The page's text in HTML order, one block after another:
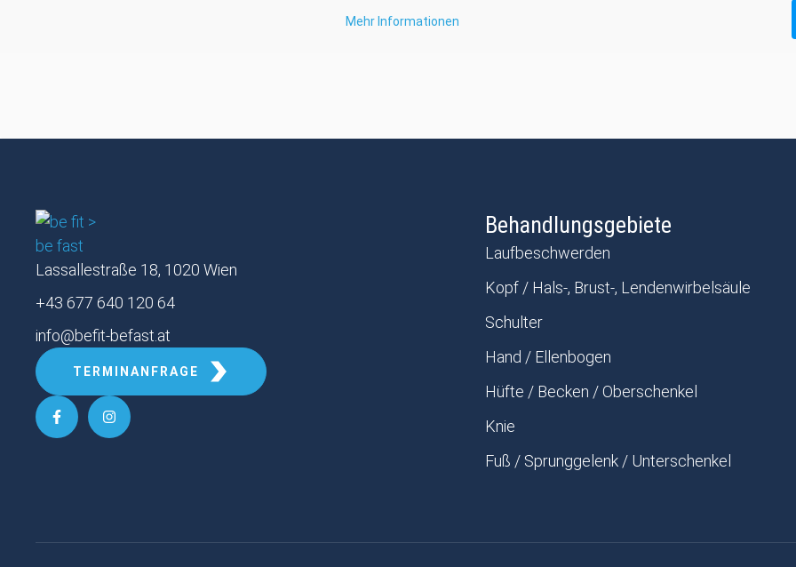
Mehr Informationen
Lassallestraße 18, 1020 Wien
+43 677 640 120 64
info@befit-befast.at
TERMINANFRAGE
Behandlungsgebiete
Laufbeschwerden
Kopf / Hals-, Brust-, Lendenwirbelsäule
Schulter
Hand / Ellenbogen
Hüfte / Becken / Oberschenkel
Knie
Fuß / Sprunggelenk / Unterschenkel